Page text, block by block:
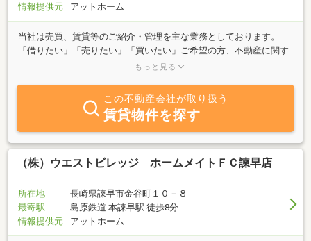
情報提供元
アットホーム
当社は売買、賃貸等のご紹介・管理を主な業務としております。
「借りたい」「売りたい」「買いたい」ご希望の方、不動産に関す
る質問等、何でもお気軽にご相談下さい。豊富な知識と情報力でお
けております。ぜひ、ご来店下さい。お待ちしております。
もっと見る
この不動産会社が取り扱う
賃貸物件を探す
（株）ウエストビレッジ ホームメイトＦＣ諫早店
所在地
長崎県諫早市金谷町１０－８
最寄駅
島原鉄道 本諫早駅 徒歩8分
情報提供元
アットホーム